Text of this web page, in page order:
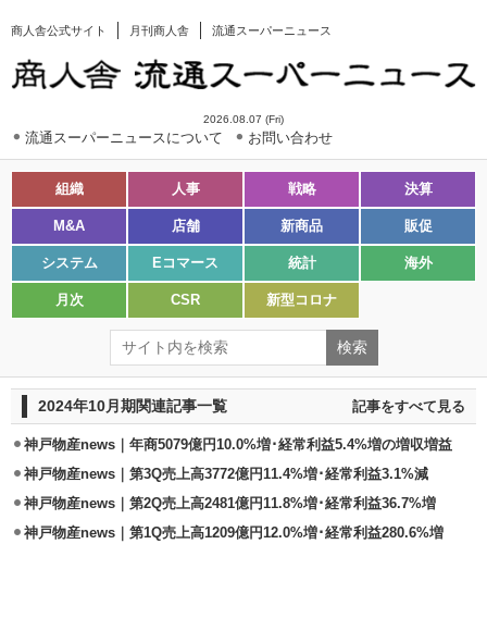
商人舎公式サイト 月刊商人舎 流通スーパーニュース
2026.08.07 (Fri)
流通スーパーニュースについて お問い合わせ
組織 人事 戦略 決算
M&A 店舗 新商品 販促
システム Eコマース 統計 海外
月次 CSR 新型コロナ
2024年10月期関連記事一覧 記事をすべて見る
神戸物産news｜年商5079億円10.0%増･経常利益5.4%増の増収増益
神戸物産news｜第3Q売上高3772億円11.4%増･経常利益3.1%減
神戸物産news｜第2Q売上高2481億円11.8%増･経常利益36.7%増
神戸物産news｜第1Q売上高1209億円12.0%増･経常利益280.6%増